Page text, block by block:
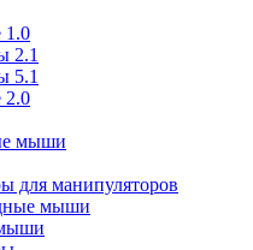
1.0
2.1
5.1
2.0
мыши
для манипуляторов
мыши